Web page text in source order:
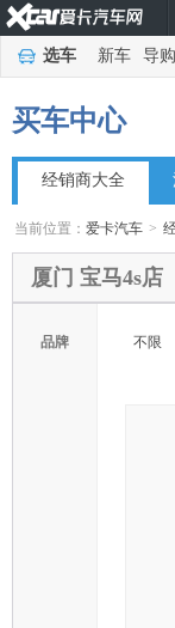
选车 新车 导购
买车中心
经销商大全
当前位置：爱卡汽车 >
厦门 宝马4s店
品牌 不限